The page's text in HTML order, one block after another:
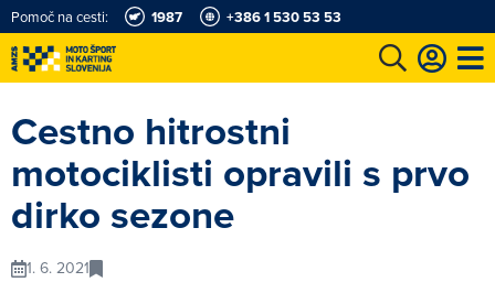
Pomoč na cesti: 1987 +386 1 530 53 53
Cestno hitrostni
motociklisti opravili s prvo
dirko sezone
1. 6. 2021